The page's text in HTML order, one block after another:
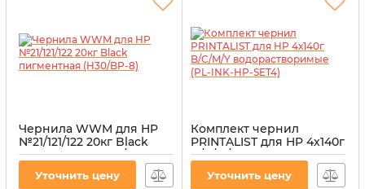
Чернила WWM для HP
№21/121/122 20кг Black
пигментная (H30/BP-8)
Артикул:
Уточнить цену
Комплект чернил
PRINTALIST для HP 4х140г
B/C/M/Y
водорастворимые (PL-
INK-HP-SET4)
Уточнить цену